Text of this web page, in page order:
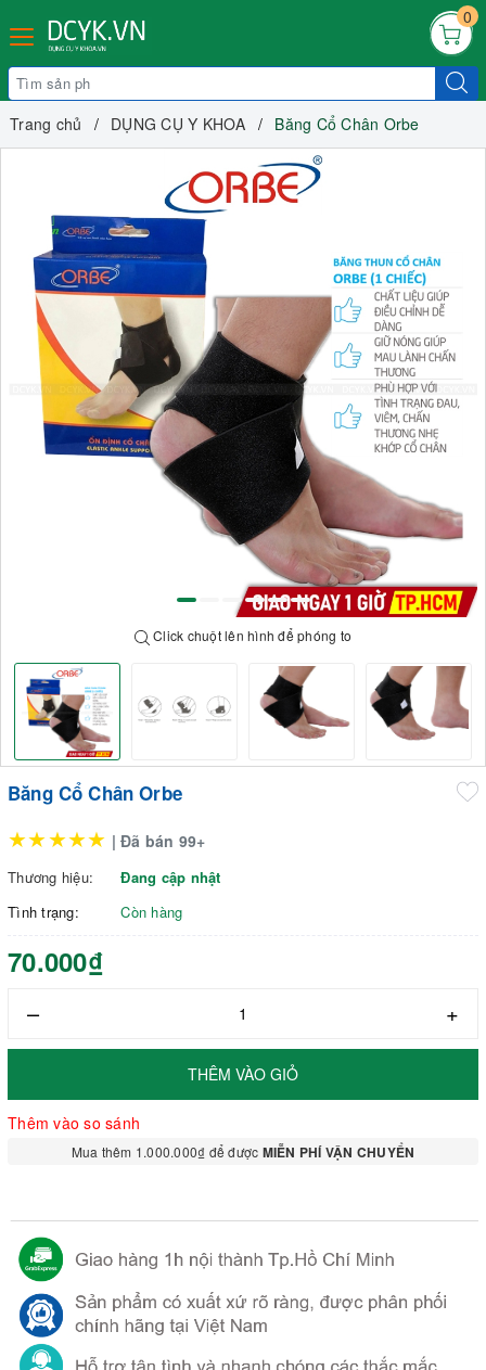
0
Trang chủ DỤNG CỤ Y KHOA Băng Cổ Chân Orbe
Click chuột lên hình để phóng to
Băng Cổ Chân Orbe
★★★★★ | Đã bán 99+
Thương hiệu:
Đang cập nhật
Tình trạng:
Còn hàng
70.000₫
– +
THÊM VÀO GIỎ
Thêm vào so sánh
Mua thêm 1.000.000₫ để được MIỄN PHÍ VẬN CHUYỂN